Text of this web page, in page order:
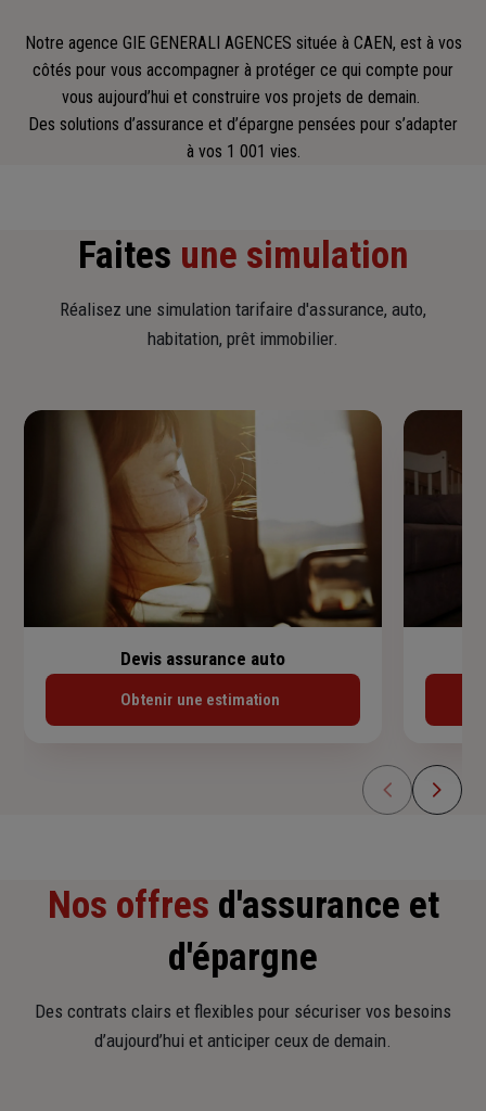
Notre agence GIE GENERALI AGENCES située à CAEN, est à vos
côtés pour vous accompagner à protéger ce qui compte pour
vous aujourd’hui et construire vos projets de demain.
Des solutions d’assurance et d’épargne pensées pour s’adapter
à vos 1 001 vies.
Faites une simulation
Réalisez une simulation tarifaire d'assurance, auto,
habitation, prêt immobilier.
Devis assurance auto
Obtenir une estimation
Nos offres d'assurance et
d'épargne
Des contrats clairs et flexibles pour sécuriser vos besoins
d’aujourd’hui et anticiper ceux de demain.